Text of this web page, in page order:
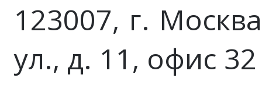
123007, г.
ул., д. 11, офис 32